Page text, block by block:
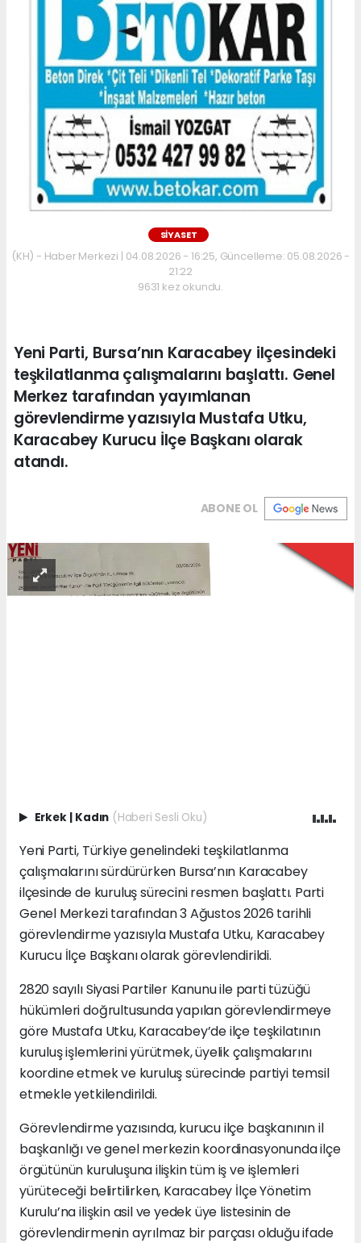
SİYASET
(KH) - Haber Merkezi | 04.08.2026 - 16:25, Güncelleme: 05.08.2026 -
21:22
9631 kez okundu.
Yeni Parti, Bursa’nın Karacabey ilçesindeki
teşkilatlanma çalışmalarını başlattı. Genel
Merkez tarafından yayımlanan
görevlendirme yazısıyla Mustafa Utku,
Karacabey Kurucu İlçe Başkanı olarak
atandı.
ABONE OL
Erkek | Kadın (Haberi Sesli Oku)
Yeni Parti, Türkiye genelindeki teşkilatlanma
çalışmalarını sürdürürken Bursa’nın Karacabey
ilçesinde de kuruluş sürecini resmen başlattı. Parti
Genel Merkezi tarafından 3 Ağustos 2026 tarihli
görevlendirme yazısıyla Mustafa Utku, Karacabey
Kurucu İlçe Başkanı olarak görevlendirildi.
2820 sayılı Siyasi Partiler Kanunu ile parti tüzüğü
hükümleri doğrultusunda yapılan görevlendirmeye
göre Mustafa Utku, Karacabey’de ilçe teşkilatının
kuruluş işlemlerini yürütmek, üyelik çalışmalarını
koordine etmek ve kuruluş sürecinde partiyi temsil
etmekle yetkilendirildi.
Görevlendirme yazısında, kurucu ilçe başkanının il
başkanlığı ve genel merkezin koordinasyonunda ilçe
örgütünün kuruluşuna ilişkin tüm iş ve işlemleri
yürüteceği belirtilirken, Karacabey İlçe Yönetim
Kurulu’na ilişkin asil ve yedek üye listesinin de
görevlendirmenin ayrılmaz bir parçası olduğu ifade